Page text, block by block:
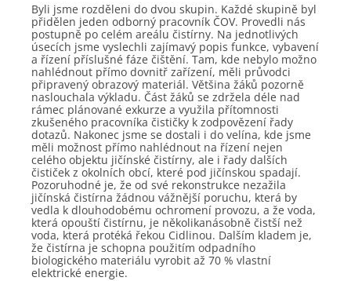
Byli jsme rozděleni do dvou skupin. Každé skupině byl
přidělen jeden odborný pracovník ČOV. Provedli nás
postupně po celém areálu čistírny. Na jednotlivých
úsecích jsme vyslechli zajímavý popis funkce, vybavení
a řízení příslušné fáze čištění. Tam, kde nebylo možno
nahlédnout přímo dovnitř zařízení, měli průvodci
připravený obrazový materiál. Většina žáků pozorně
naslouchala výkladu. Část žáků se zdržela déle nad
rámec plánované exkurze a využila přítomnosti
zkušeného pracovníka čističky k zodpovězení řady
dotazů. Nakonec jsme se dostali i do velína, kde jsme
měli možnost přímo nahlédnout na řízení nejen
celého objektu jičínské čistírny, ale i řady dalších
čističek z okolních obcí, které pod jičínskou spadají.
Pozoruhodné je, že od své rekonstrukce nezažila
jičínská čistírna žádnou vážnější poruchu, která by
vedla k dlouhodobému ochromení provozu, a že voda,
která opouští čistírnu, je několikanásobně čistší než
voda, která protéká řekou Cidlinou. Dalším kladem je,
že čistírna je schopna použitím odpadního
biologického materiálu vyrobit až 70 % vlastní
elektrické energie.